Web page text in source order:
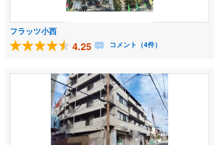
フラッツ小西
4.25 コメント（4件）